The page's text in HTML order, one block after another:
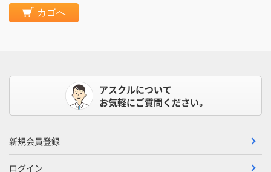
カゴへ
アスクルについて
お気軽にご質問ください。
新規会員登録
ログイン